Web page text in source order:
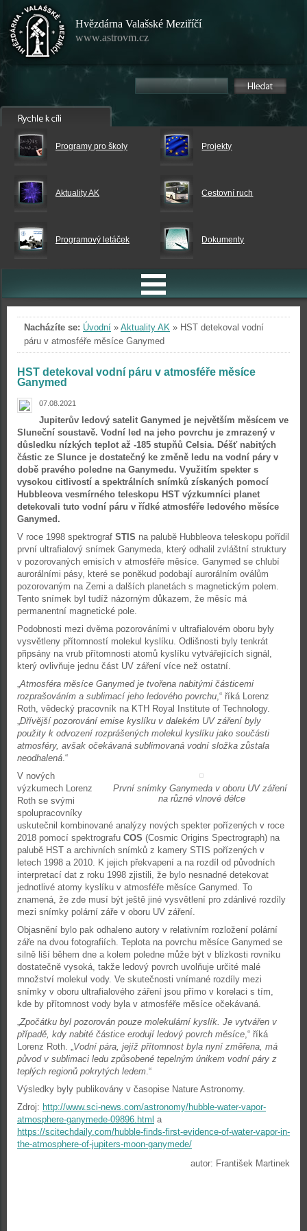
Hvězdárna Valašské Meziříčí
www.astrovm.cz
Programy pro školy Projekty
Aktuality AK Cestovní ruch
Programový letáček Dokumenty
Nacházíte se: Úvodní » Aktuality AK » HST detekoval vodní
páru v atmosféře měsíce Ganymed
HST detekoval vodní páru v atmosféře měsíce
Ganymed
07.08.2021
Jupiterův ledový satelit Ganymed je největším měsícem ve
Sluneční soustavě. Vodní led na jeho povrchu je zmrazený v
důsledku nízkých teplot až -185 stupňů Celsia. Déšť nabitých
částic ze Slunce je dostatečný ke změně ledu na vodní páry v
době pravého poledne na Ganymedu. Využitím spekter s
vysokou citlivostí a spektrálních snímků získaných pomocí
Hubbleova vesmírného teleskopu HST výzkumníci planet
detekovali tuto vodní páru v řídké atmosféře ledového měsíce
Ganymed.
V roce 1998 spektrograf STIS na palubě Hubbleova teleskopu pořídil
první ultrafialový snímek Ganymeda, který odhalil zvláštní struktury
v pozorovaných emisích v atmosféře měsíce. Ganymed se chlubí
aurorálními pásy, které se poněkud podobají aurorálním oválům
pozorovaným na Zemi a dalších planetách s magnetickým polem.
Tento snímek byl tudíž názorným důkazem, že měsíc má
permanentní magnetické pole.
Podobnosti mezi dvěma pozorováními v ultrafialovém oboru byly
vysvětleny přítomností molekul kyslíku. Odlišnosti byly tenkrát
připsány na vrub přítomnosti atomů kyslíku vytvářejících signál,
který ovlivňuje jednu část UV záření více než ostatní.
„Atmosféra měsíce Ganymed je tvořena nabitými částicemi
rozprašováním a sublimací jeho ledového povrchu,“ říká Lorenz
Roth, vědecký pracovník na KTH Royal Institute of Technology.
„Dřívější pozorování emise kyslíku v dalekém UV záření byly
použity k odvození rozprášených molekul kyslíku jako součásti
atmosféry, avšak očekávaná sublimovaná vodní složka zůstala
neodhalená.“
První snímky Ganymeda v oboru UV záření
na různé vlnové délce
V nových
výzkumech Lorenz
Roth se svými
spolupracovníky
uskutečnil kombinované analýzy nových spekter pořízených v roce
2018 pomocí spektrografu COS (Cosmic Origins Spectrograph) na
palubě HST a archivních snímků z kamery STIS pořízených v
letech 1998 a 2010. K jejich překvapení a na rozdíl od původních
interpretací dat z roku 1998 zjistili, že bylo nesnadné detekovat
jednotlivé atomy kyslíku v atmosféře měsíce Ganymed. To
znamená, že zde musí být ještě jiné vysvětlení pro zdánlivé rozdíly
mezi snímky polární záře v oboru UV záření.
Objasnění bylo pak odhaleno autory v relativním rozložení polární
záře na dvou fotografiích. Teplota na povrchu měsíce Ganymed se
silně liší během dne a kolem poledne může být v blízkosti rovníku
dostatečně vysoká, takže ledový povrch uvolňuje určité malé
množství molekul vody. Ve skutečnosti vnímané rozdíly mezi
snímky v oboru ultrafialového záření jsou přímo v korelaci s tím,
kde by přítomnost vody byla v atmosféře měsíce očekávaná.
„Zpočátku byl pozorován pouze molekulární kyslík. Je vytvářen v
případě, kdy nabité částice erodují ledový povrch měsíce,“ říká
Lorenz Roth. „Vodní pára, jejíž přítomnost byla nyní změřena, má
původ v sublimaci ledu způsobené tepelným únikem vodní páry z
teplých regionů pokrytých ledem.“
Výsledky byly publikovány v časopise Nature Astronomy.
Zdroj: http://www.sci-news.com/astronomy/hubble-water-vapor-
atmosphere-ganymede-09896.html a
https://scitechdaily.com/hubble-finds-first-evidence-of-water-vapor-in-
the-atmosphere-of-jupiters-moon-ganymede/
autor: František Martinek